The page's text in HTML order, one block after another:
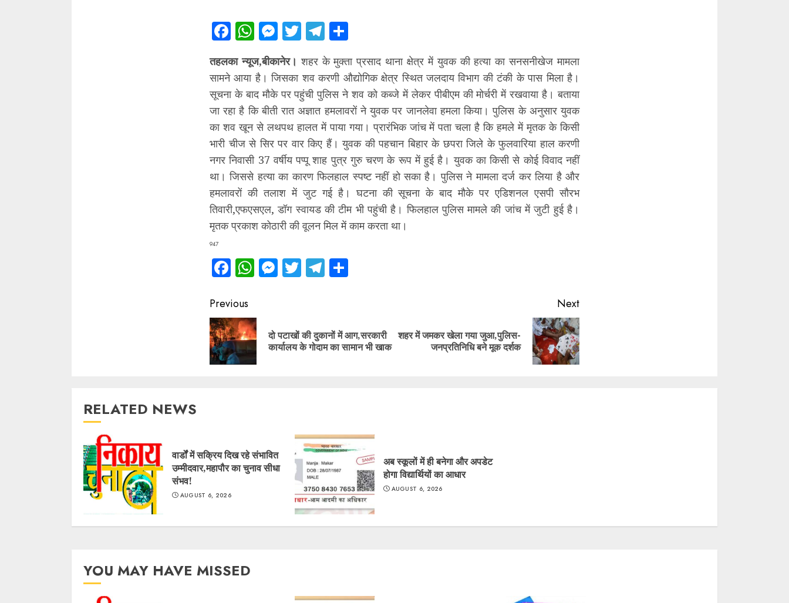
Facebook
WhatsApp
Messenger
TwitterTelegram
तहलका न्यूज,बीकानेर। शहर के मुक्ता प्रसाद थाना क्षेत्र में युवक की हत्या का सनसनीखेज मामला
सामने आया है। जिसका शव करणी औद्योगिक क्षेत्र स्थित जलदाय विभाग की टंकी के पास मिला है।
सूचना के बाद मौके पर पहुंची पुलिस ने शव को कब्जे में लेकर पीबीएम की मोर्चरी में रखवाया है। बताया
जा रहा है कि बीती रात अज्ञात हमलावरों ने युवक पर जानलेवा हमला किया। पुलिस के अनुसार युवक
का शव खून से लथपथ हालत में पाया गया। प्रारंभिक जांच में पता चला है कि हमले में मृतक के किसी
भारी चीज से सिर पर वार किए हैं। युवक की पहचान बिहार के छपरा जिले के फुलवारिया हाल करणी
नगर निवासी 37 वर्षीय पप्पू शाह पुत्र गुरु चरण के रूप में हुई है। युवक का किसी से कोई विवाद नहीं
था। जिससे हत्या का कारण फिलहाल स्पष्ट नहीं हो सका है। पुलिस ने मामला दर्ज कर लिया है और
हमलावरों की तलाश में जुट गई है। घटना की सूचना के बाद मौके पर एडिशनल एसपी सौरभ
तिवारी,एफएसएल, डॉग स्वायड की टीम भी पहुंची है। फिलहाल पुलिस मामले की जांच में जुटी हुई है।
मृतक प्रकाश कोठारी की वूलन मिल में काम करता था।
947
Facebook
WhatsApp
Messenger
TwitterTelegram
Continue
Reading
Previous
Previous
दो पटाखों की दुकानों में आग,सरकारी
कार्यालय के गोदाम का सामान भी खाक
Next
Next
शहर में जमकर खेला गया जुआ,पुलिस-
जनप्रतिनिधि बने मूक दर्शक
RELATED NEWS
वार्डों में सक्रिय दिख रहे संभावित
उम्मीदवार,महापौर का चुनाव सीधा
संभव!
AUGUST 6, 2026
अब स्कूलों में ही बनेगा और अपडेट
होगा विद्यार्थियों का आधार
AUGUST 6, 2026
YOU MAY HAVE MISSED